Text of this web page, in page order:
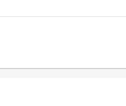
はどんどんチャレンジしていきたいと
います！